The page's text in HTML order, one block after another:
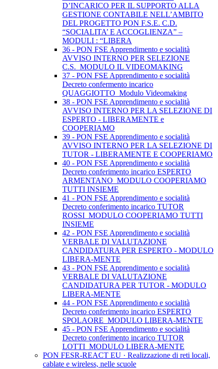
D’INCARICO PER IL SUPPORTO ALLA
GESTIONE CONTABILE NELL’AMBITO
DEL PROGETTO PON F.S.E. C.D.
“SOCIALITA’ E ACCOGLIENZA” –
MODULI : “LIBERA
36 - PON FSE Apprendimento e socialità
AVVISO INTERNO PER SELEZIONE
C.S._MODULO IL VIDEOMAKING
37 - PON FSE Apprendimento e socialità
Decreto confermento incarico
QUAGGIOTTO_Modulo Videomaking
38 - PON FSE Apprendimento e socialità
AVVISO INTERNO PER LA SELEZIONE DI
ESPERTO - LIBERAMENTE e
COOPERIAMO
39 - PON FSE Apprendimento e socialità
AVVISO INTERNO PER LA SELEZIONE DI
TUTOR - LIBERAMENTE E COOPERIAMO
40 - PON FSE Apprendimento e socialità
Decreto conferimento incarico ESPERTO
ARMENTANO_MODULO COOPERIAMO
TUTTI INSIEME
41 - PON FSE Apprendimento e socialità
Decreto conferimento incarico TUTOR
ROSSI_MODULO COOPERIAMO TUTTI
INSIEME
42 - PON FSE Apprendimento e socialità
VERBALE DI VALUTAZIONE
CANDIDATURA PER ESPERTO - MODULO
LIBERA-MENTE
43 - PON FSE Apprendimento e socialità
VERBALE DI VALUTAZIONE
CANDIDATURA PER TUTOR - MODULO
LIBERA-MENTE
44 - PON FSE Apprendimento e socialità
Decreto conferimento incarico ESPERTO
SPOLAORE_MODULO LIBERA-MENTE
45 - PON FSE Apprendimento e socialità
Decreto conferimento incarico TUTOR
LOTTI_MODULO LIBERA-MENTE
PON FESR-REACT EU · Realizzazione di reti locali,
cablate e wireless, nelle scuole